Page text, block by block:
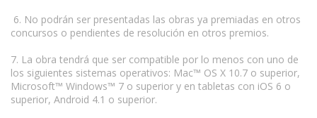
6. No podrán ser presentadas las obras ya premiadas en otros
concursos o pendientes de resolución en otros premios.
7. La obra tendrá que ser compatible por lo menos con uno de
los siguientes sistemas operativos: Mac™ OS X 10.7 o superior,
Microsoft™ Windows™ 7 o superior y en tabletas con iOS 6 o
superior, Android 4.1 o superior.